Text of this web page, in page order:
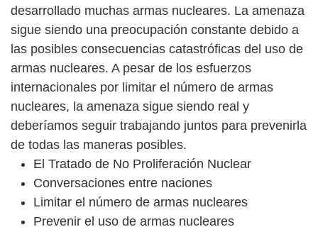
desarrollado muchas armas nucleares. La amenaza
sigue siendo una preocupación constante debido a
las posibles consecuencias catastróficas del uso de
armas nucleares. A pesar de los esfuerzos
internacionales por limitar el número de armas
nucleares, la amenaza sigue siendo real y
deberíamos seguir trabajando juntos para prevenirla
de todas las maneras posibles.
El Tratado de No Proliferación Nuclear
Conversaciones entre naciones
Limitar el número de armas nucleares
Prevenir el uso de armas nucleares